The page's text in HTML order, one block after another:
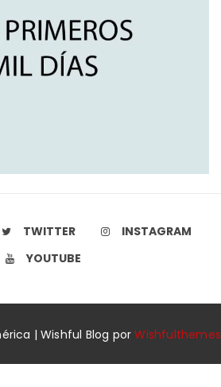
TWITTER
INSTAGRAM
YOUTUBE
| Wishful Blog porWishfulthemes